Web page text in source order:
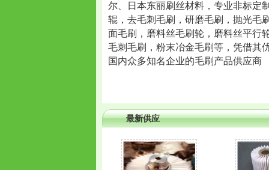
尔、日本东丽刷丝材料，专业非标定
辊，去毛刺毛刷，研磨毛刷，抛光毛
面毛刷，磨料丝毛刷轮，磨料丝平行
毛刺毛刷，粉末冶金毛刷等，凭借其
国内众多知名企业的毛刷产品供应商
最新供应